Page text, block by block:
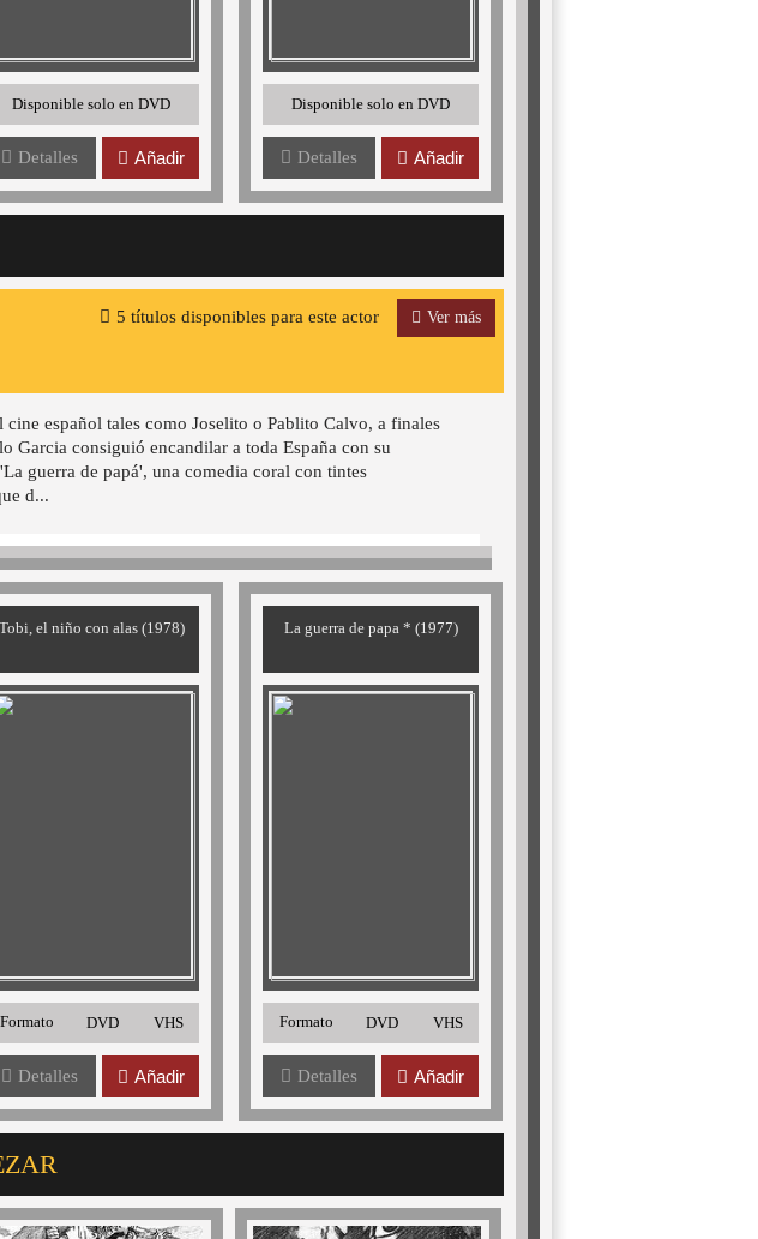
Disponible solo en DVD
Detalles Añadir
Disponible solo en DVD
Detalles Añadir
Ver más
5 títulos disponibles para este actor
español tales como Joselito o Pablito Calvo, a finales
Garcia consiguió encandilar a toda España con su
guerra de papá', una comedia coral con tintes
d...
Tobi, el niño con alas (1978)
Formato DVD VHS
Detalles Añadir
La guerra de papa * (1977)
Formato DVD VHS
Detalles Añadir